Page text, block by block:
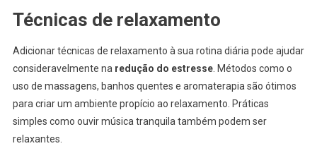
Técnicas de relaxamento
Adicionar técnicas de relaxamento à sua rotina diária pode ajudar
consideravelmente na redução do estresse. Métodos como o
uso de massagens, banhos quentes e aromaterapia são ótimos
para criar um ambiente propício ao relaxamento. Práticas
simples como ouvir música tranquila também podem ser
relaxantes.